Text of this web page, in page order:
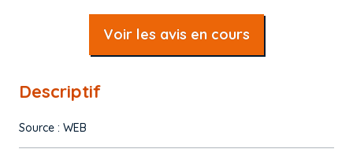
Voir les avis en cours
Descriptif
Source : WEB